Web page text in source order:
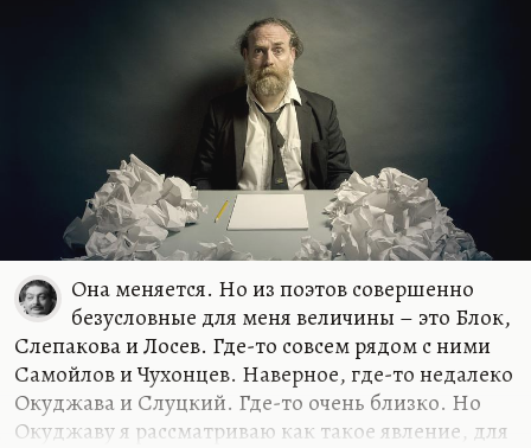
Она меняется. Но из поэтов совершенно
безусловные для меня величины – это Блок,
Слепакова и Лосев. Где-то совсем рядом с ними
Самойлов и Чухонцев. Наверное, где-то недалеко
Окуджава и Слуцкий. Где-то очень близко. Но
Окуджаву я рассматриваю как такое явление, для